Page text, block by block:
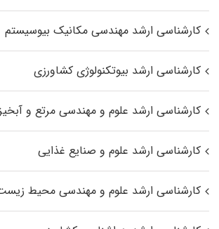
کارشناسی ارشد مهندسی مکانیک بیوسیستم
کارشناسی ارشد بیوتکنولوژی کشاورزی
کارشناسی ارشد علوم و مهندسی مرتع و
کارشناسی ارشد علوم و صنایع غذایی
کارشناسی ارشد علوم و مهندسی محیط